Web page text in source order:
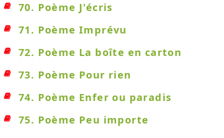
70. Poème J'écris
71. Poème Imprévu
72. Poème La boîte en carton
73. Poème Pour rien
74. Poème Enfer ou paradis
75. Poème Peu importe